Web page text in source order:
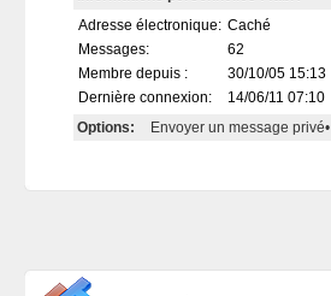
Adresse électronique: Caché
Messages:
62
Membre depuis :
30/10/05 15:13
Dernière connexion:
14/06/11 07:10
Options:
Envoyer un message privé•